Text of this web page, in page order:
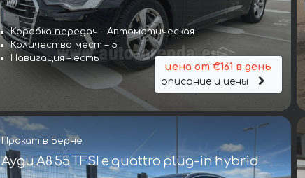
Коробка передач – Автоматическая
Количество мест – 5
Навигация – есть
цена от €161 в день
описание и цены
Прокат в Берне
Ауди A8 55 TFSI e quattro plug-in hybrid